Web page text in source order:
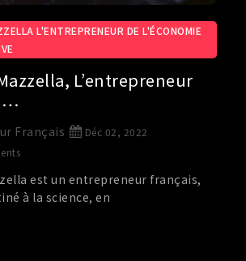
L'ENTREPRENEUR DE L'ÉCONOMIE
L’entrepreneur
Français
Déc 02, 2022
est un entrepreneur français,
à la science, en